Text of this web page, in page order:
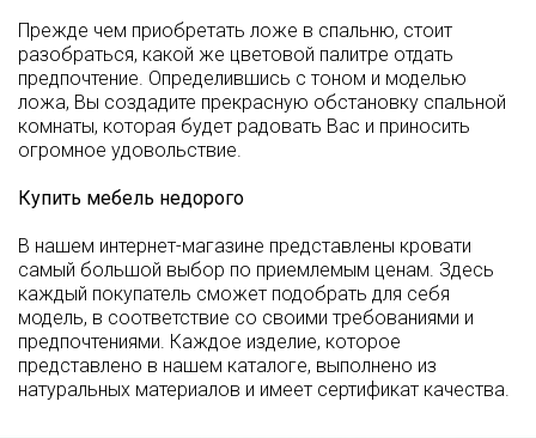
Прежде чем приобретать ложе в спальню, стоит
разобраться, какой же цветовой палитре отдать
предпочтение. Определившись с тоном и моделью
ложа, Вы создадите прекрасную обстановку спальной
комнаты, которая будет радовать Вас и приносить
огромное удовольствие.
Купить мебель недорого
В нашем интернет-магазине представлены кровати
самый большой выбор по приемлемым ценам. Здесь
каждый покупатель сможет подобрать для себя
модель, в соответствие со своими требованиями и
предпочтениями. Каждое изделие, которое
представлено в нашем каталоге, выполнено из
натуральных материалов и имеет сертификат качества.